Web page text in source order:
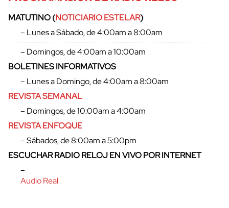
MATUTINO (NOTICIARIO ESTELAR)
– Lunes a Sábado, de 4:00am a 8:00am
– Domingos, de 4:00am a 10:00am
BOLETINES INFORMATIVOS
– Lunes a Domingo, de 4:00am a 8:00am
REVISTA SEMANAL
– Domingos, de 10:00am a 4:00am
REVISTA ENFOQUE
– Sábados, de 8:00am a 5:00pm
ESCUCHAR RADIO RELOJ EN VIVO POR INTERNET
–
Audio Real